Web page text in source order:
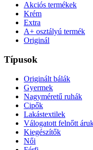
Akciós termékek
Krém
Extra
A+ osztályú termék
Originál
Típusok
Originált bálák
Gyermek
Nagyméretű ruhák
Cipők
Lakástextilek
Válogatott felnőtt
Kiegészítők
Női